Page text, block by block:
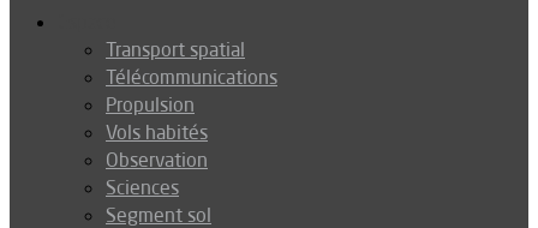
Transport spatial
Télécommunications
Propulsion
Vols habités
Observation
Sciences
Segment sol